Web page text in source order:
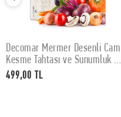
SEPETE EKLE
Decomar Mermer Desenli Cam
Kesme Tahtası ve Sunumluk 30
x 40 cm
499,00 TL